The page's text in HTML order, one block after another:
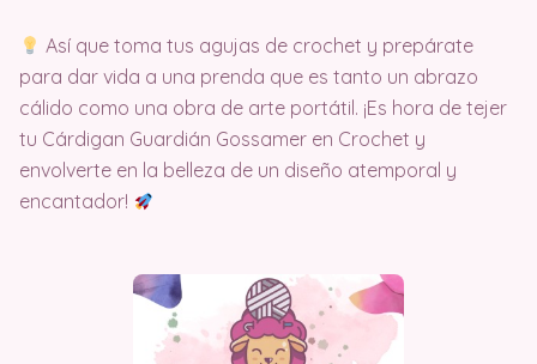
Así que toma tus agujas de crochet y prepárate
para dar vida a una prenda que es tanto un abrazo
cálido como una obra de arte portátil. ¡Es hora de tejer
tu Cárdigan Guardián Gossamer en Crochet y
envolverte en la belleza de un diseño atemporal y
encantador!